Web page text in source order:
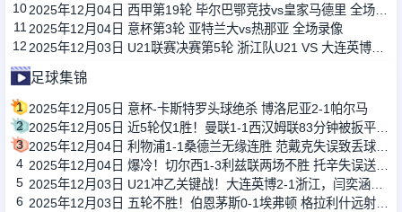
10
11 2025年12月04日 意杯第3轮 亚特兰大vs热那亚 全场录像
12
足球集锦
1 2025年12月05日 意杯-卡斯特罗头球绝杀 博洛尼亚2-1帕尔马
2
3
4
5
6